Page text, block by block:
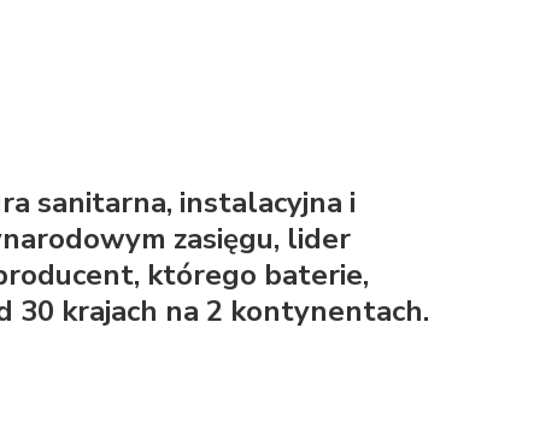
sanitarna, instalacyjna i
zasięgu, lider
którego baterie,
30 krajach na 2 kontynentach.